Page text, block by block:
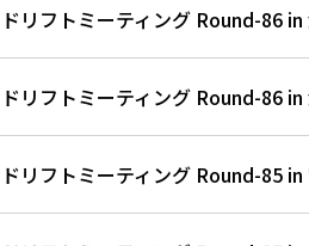
ドリフトミーティング Round-86
ドリフトミーティング Round-86 in
ドリフトミーティング Round-85